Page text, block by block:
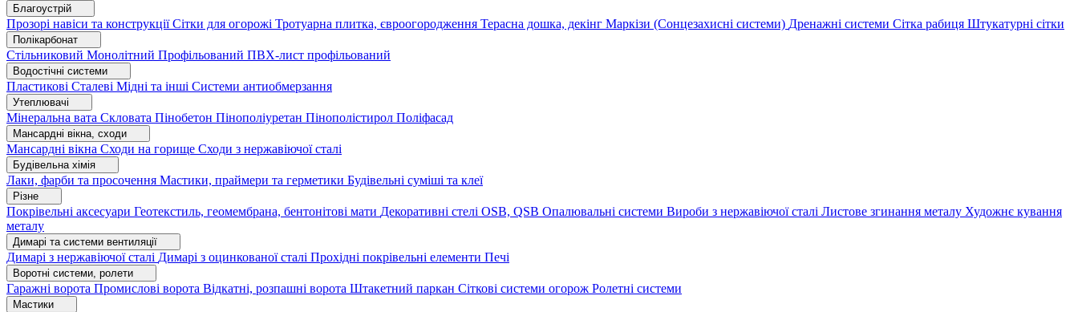
Благоустрій
Прозорі навіси та конструкціїСітки для огорожі Тротуарна плитка, євроогородження Терасна дошка, декінг Маркізи (Сонцезахисні системи) Дренажні системи Сітка рабиця Штукатурні сітки
Полікарбонат
Стільниковий Монолітний Профільований ПВХ-лист профільований
Водостічні системи
Пластикові Сталеві Мідні та інші Системи антиобмерзання
Утеплювачі
Мінеральна вата Скловата Пінобетон Пінополіуретан Пінополістирол Поліфасад
Мансардні вікна, сходи
Мансардні вікна Сходи на горище Сходи з нержавіючої сталі
Будівельна хімія
Лаки, фарби та просочення Мастики, праймери та герметики Будівельні суміші та клеї
Різне
Покрівельні аксесуари Геотекстиль, геомембрана, бентонітові мати Декоративні стелі OSB, QSB Опалювальні системи Вироби з нержавіючої сталі Листове згинання металу Художнє кування
металу
Димарі та системи вентиляції
Димарі з нержавіючої сталі Димарі з оцинкованої сталі Прохідні покрівельні елементи Печі
Воротні системи, ролети
Гаражні ворота Промислові ворота Відкатні, розпашні ворота Штакетний паркан Сіткові системи огорож Ролетні системи
Мастики